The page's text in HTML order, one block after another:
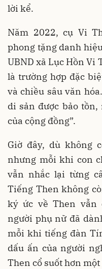
lời kể.
Năm 2022, cụ Vi
phong tặng danh
UBND xã Lục Hồn Vi
là trường hợp đặc
và chiều sâu văn
di sản được bảo
của cộng đồng”.
Giờ đây, dù không
nhưng mỗi khi con
vẫn nhắc lại từng
Tiếng Then không
ký ức về Then vẫn
người phụ nữ đã
mỗi khi tiếng đàn
dấu ấn của người
Then cổ suốt hơn một